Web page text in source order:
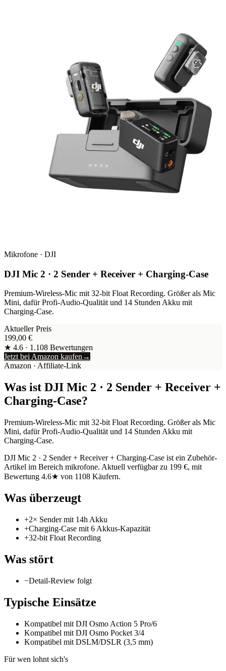
Mikrofone · DJI
DJI Mic 2 · 2 Sender + Receiver + Charging-Case
Premium-Wireless-Mic mit 32-bit Float Recording. Größer als Mic
Mini, dafür Profi-Audio-Qualität und 14 Stunden Akku mit
Charging-Case.
Aktueller Preis
199,00 €
★ 4.6 · 1.108 Bewertungen
Jetzt bei Amazon kaufen→
Amazon · Affiliate-Link
Was ist DJI Mic 2 · 2 Sender + Receiver +
Charging-Case?
Premium-Wireless-Mic mit 32-bit Float Recording. Größer als Mic
Mini, dafür Profi-Audio-Qualität und 14 Stunden Akku mit
Charging-Case.
DJI Mic 2 · 2 Sender + Receiver + Charging-Case ist ein Zubehör-
Artikel im Bereich mikrofone. Aktuell verfügbar zu 199 €, mit
Bewertung 4.6★ von 1108 Käufern.
Was überzeugt
+2× Sender mit 14h Akku
+Charging-Case mit 6 Akkus-Kapazität
+32-bit Float Recording
Was stört
−Detail-Review folgt
Typische Einsätze
Kompatibel mit DJI Osmo Action 5 Pro/6
Kompatibel mit DJI Osmo Pocket 3/4
Kompatibel mit DSLM/DSLR (3,5 mm)
Für wen lohnt sich's